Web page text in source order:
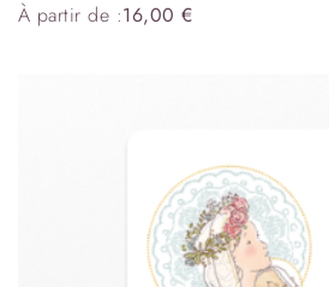
À partir de :16,00€